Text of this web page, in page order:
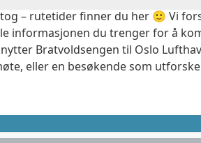
– rutetider finner du her 🙂 Vi
informasjonen du trenger for å
Bratvoldsengen til Oslo
eller en besøkende som